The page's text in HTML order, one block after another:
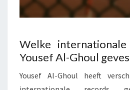
Welke
Yousef Al-Ghoul
Yousef Al-Ghoul heeft